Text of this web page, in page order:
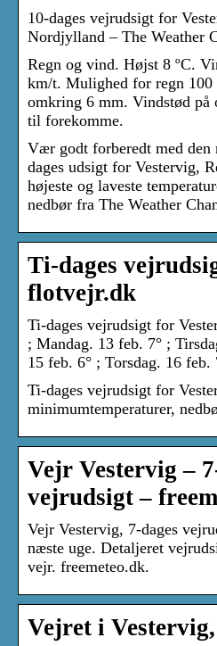
10-dages vejrudsigt for
Nordjylland – The Weather
Regn og vind. Højst 8 ºC.
km/t. Mulighed for regn 100
omkring 6 mm. Vindstød
til forekomme.
Vær godt forberedt med den
dages udsigt for Vestervig,
højeste og laveste
nedbør fra The Weather
Ti-dages
flotvejr.dk
Ti-dages vejrudsigt for
; Mandag. 13 feb. 7° ;
15 feb. 6° ; Torsdag. 16 feb.
Ti-dages vejrudsigt for
minimumtemperaturer,
Vejr Vestervig –
vejrudsigt –
Vejr Vestervig, 7-dages
næste uge. Detaljeret
vejr. freemeteo.dk.
Vejret i